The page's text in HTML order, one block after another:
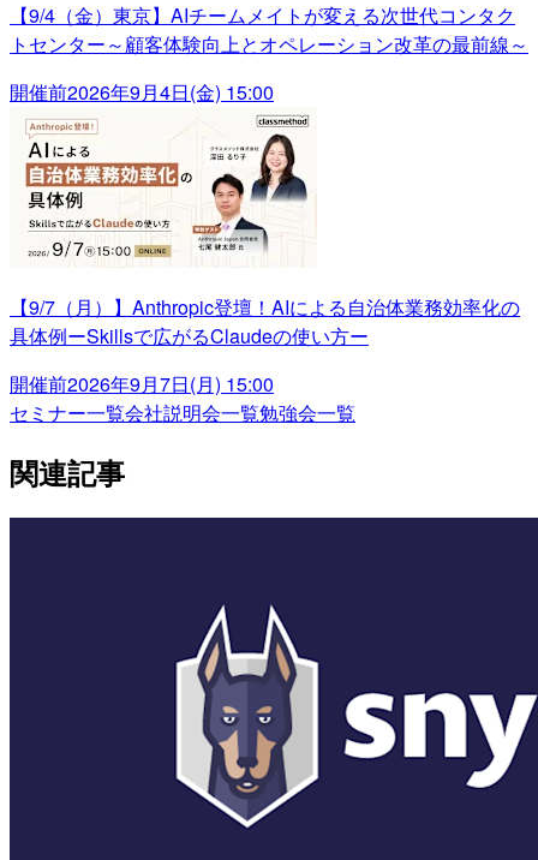
【9/4（金）東京】AIチームメイトが変える次世代コンタク
トセンター～顧客体験向上とオペレーション改革の最前線～
開催前2026年9月4日(金) 15:00
【9/7（月）】Anthropic登壇！AIによる自治体業務効率化の
具体例ーSkillsで広がるClaudeの使い方ー
開催前2026年9月7日(月) 15:00
セミナー一覧会社説明会一覧勉強会一覧
関連記事